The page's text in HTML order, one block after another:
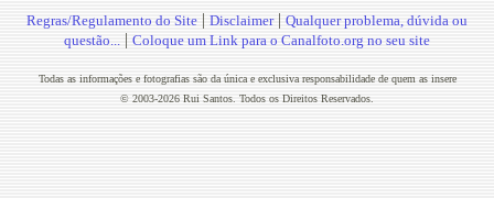
Regras/Regulamento do Site | Disclaimer| Qualquer problema, dúvida ou
questão... | Coloque um Link para o Canalfoto.org no seu site
Todas as informações e fotografias são da única e exclusiva responsabilidade de quem as insere
© 2003-2026 Rui Santos. Todos os Direitos Reservados.